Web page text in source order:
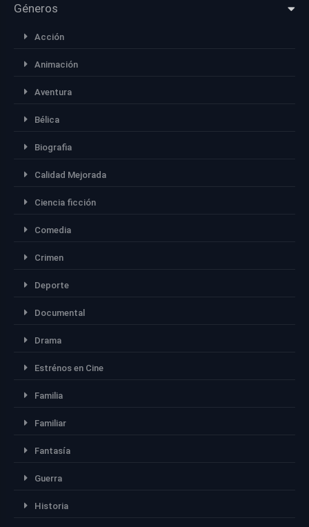
Géneros
Acción
Animación
Aventura
Bélica
Biografia
Calidad Mejorada
Ciencia ficción
Comedia
Crimen
Deporte
Documental
Drama
Estrénos en Cine
Familia
Familiar
Fantasía
Guerra
Historia